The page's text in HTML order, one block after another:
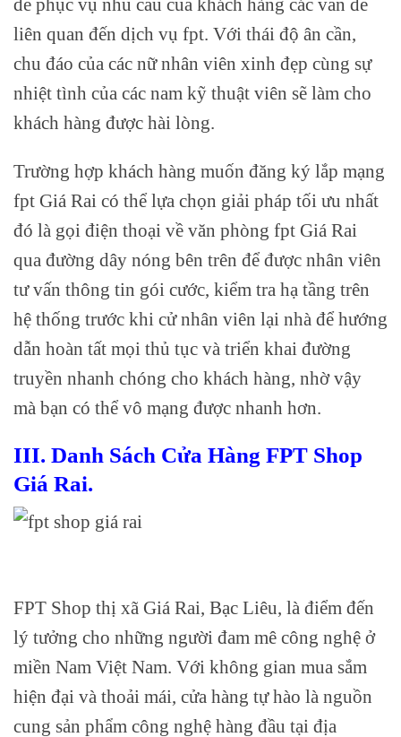
liên quan đến dịch vụ fpt. Với thái độ ân cần,
chu đáo của các nữ nhân viên xinh đẹp cùng sự
nhiệt tình của các nam kỹ thuật viên sẽ làm cho
khách hàng được hài lòng.
Trường hợp khách hàng muốn đăng ký lắp mạng
fpt Giá Rai có thể lựa chọn giải pháp tối ưu nhất
đó là gọi điện thoại về văn phòng fpt Giá Rai
qua đường dây nóng bên trên để được nhân viên
tư vấn thông tin gói cước, kiểm tra hạ tầng trên
hệ thống trước khi cử nhân viên lại nhà để hướng
dẫn hoàn tất mọi thủ tục và triển khai đường
truyền nhanh chóng cho khách hàng, nhờ vậy
mà bạn có thể vô mạng được nhanh hơn.
III. Danh Sách Cửa Hàng FPT Shop
Giá Rai.
FPT Shop thị xã Giá Rai, Bạc Liêu, là điểm đến
lý tưởng cho những người đam mê công nghệ ở
miền Nam Việt Nam. Với không gian mua sắm
hiện đại và thoải mái, cửa hàng tự hào là nguồn
cung sản phẩm công nghệ hàng đầu tại địa